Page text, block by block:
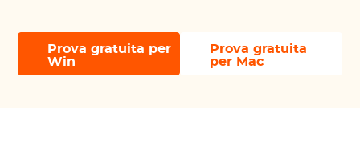
Prova gratuita per
Win
Prova gratuita
per Mac